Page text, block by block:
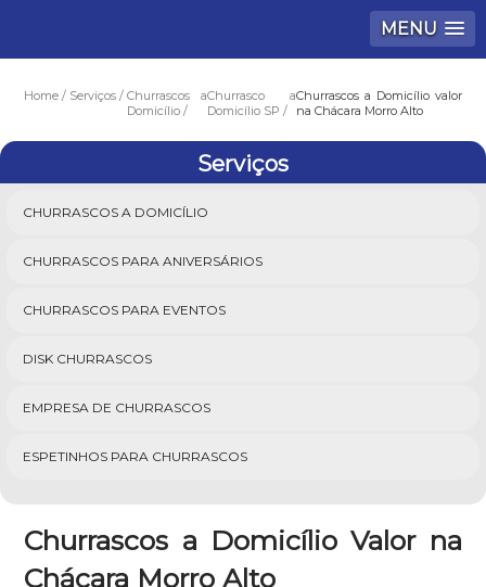
MENU
Home Serviços
Churrascos a
Domicílio
Churrasco a
Domicílio SP
Churrascos a Domicílio valor
na Chácara Morro Alto
Serviços
CHURRASCOS A DOMICÍLIO
CHURRASCOS PARA ANIVERSÁRIOS
CHURRASCOS PARA EVENTOS
DISK CHURRASCOS
EMPRESA DE CHURRASCOS
ESPETINHOS PARA CHURRASCOS
Churrascos a Domicílio Valor na
Chácara Morro Alto